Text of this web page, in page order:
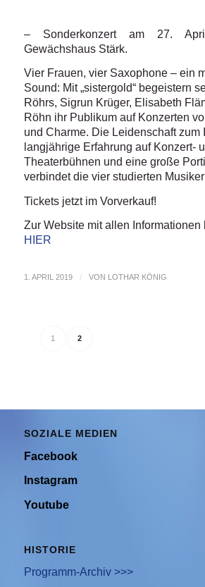
– Sonderkonzert am 27.
Gewächshaus Stärk.
Vier Frauen, vier Saxophone – ein
Sound: Mit „sistergold“ begeistern
Röhrs, Sigrun Krüger, Elisabeth
Röhn ihr Publikum auf Konzerten
und Charme. Die Leidenschaft zum
langjährige Erfahrung auf Konzert-
Theaterbühnen und eine große
verbindet die vier studierten
Tickets jetzt im Vorverkauf!
Zur Website mit allen Informationen
HIER
1. APRIL 2019 / VON LOTHAR KÖNIG
1 2
SOZIALE MEDIEN
Facebook
Instagram
Youtube
HISTORIE
Programm-Archiv >>>